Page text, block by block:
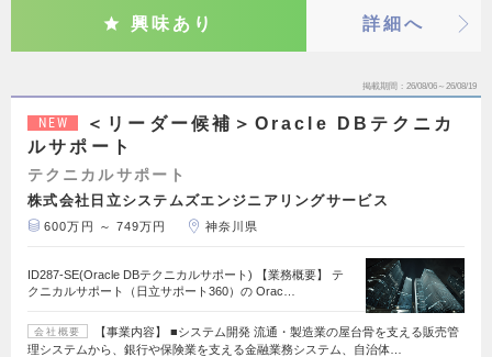
興味あり 詳細へ
掲載期間 26/08/06～26/08/19
NEW
＜リーダー候補＞Oracle DBテクニカ
ルサポート
テクニカルサポート
株式会社日立システムズエンジニアリングサービス
600万円 ～ 749万円 神奈川県
ID287-SE(Oracle DBテクニカルサポート) 【業務概要】 テ
クニカルサポート（日立サポート360）の Orac…
会社概要
【事業内容】 ■システム開発 流通・製造業の屋台骨を支える販売管
理システムから、銀行や保険業を支える金融業務システム、自治体…